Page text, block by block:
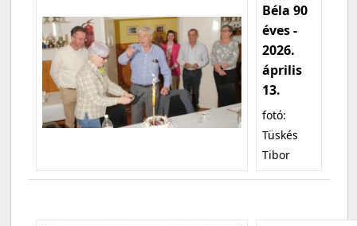
Béla 90
éves -
2026.
április
13.
fotó:
Tüskés
Tibor